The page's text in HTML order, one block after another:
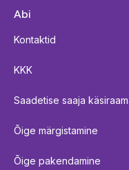
Abi
Kontaktid
KKK
Saadetise saaja
Õige märgistamine
Õige pakendamine